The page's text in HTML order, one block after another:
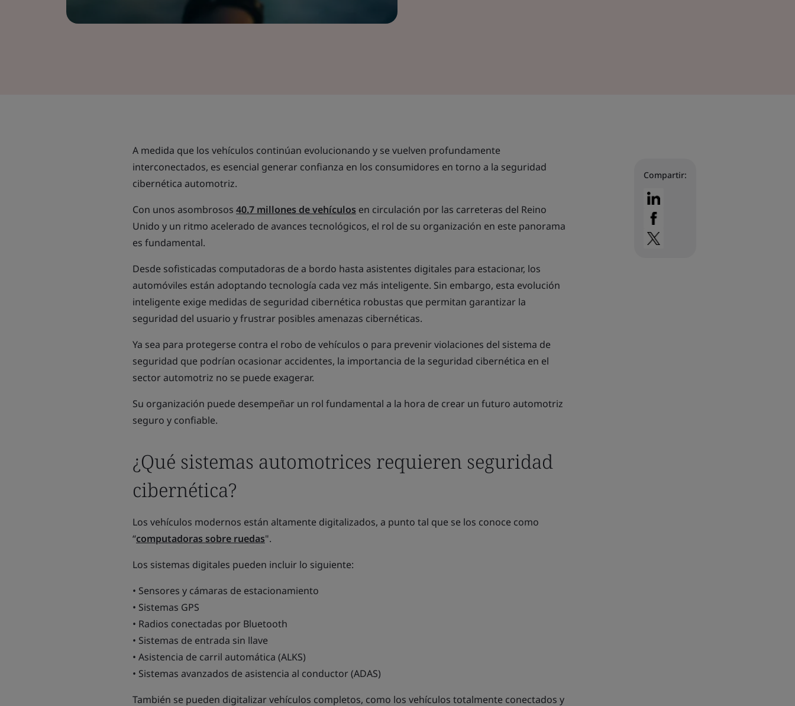
A medida que los vehículos continúan evolucionando y se vuelven profundamente
interconectados, es esencial generar confianza en los consumidores en torno a la seguridad
cibernética automotriz.
Con unos asombrosos 40.7 millones de vehículos en circulación por las carreteras del Reino
Unido y un ritmo acelerado de avances tecnológicos, el rol de su organización en este panorama
es fundamental.
Desde sofisticadas computadoras de a bordo hasta asistentes digitales para estacionar, los
automóviles están adoptando tecnología cada vez más inteligente. Sin embargo, esta evolución
inteligente exige medidas de seguridad cibernética robustas que permitan garantizar la
seguridad del usuario y frustrar posibles amenazas cibernéticas.
Ya sea para protegerse contra el robo de vehículos o para prevenir violaciones del sistema de
seguridad que podrían ocasionar accidentes, la importancia de la seguridad cibernética en el
sector automotriz no se puede exagerar.
Su organización puede desempeñar un rol fundamental a la hora de crear un futuro automotriz
seguro y confiable.
¿Qué sistemas automotrices requieren seguridad
cibernética?
Los vehículos modernos están altamente digitalizados, a punto tal que se los conoce como
“computadoras sobre ruedas".
Los sistemas digitales pueden incluir lo siguiente:
• Sensores y cámaras de estacionamiento
• Sistemas GPS
• Radios conectadas por Bluetooth
• Sistemas de entrada sin llave
• Asistencia de carril automática (ALKS)
• Sistemas avanzados de asistencia al conductor (ADAS)
También se pueden digitalizar vehículos completos, como los vehículos totalmente conectados y
Compartir: